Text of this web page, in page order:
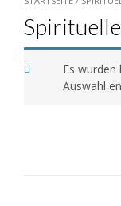
Es
Auswahl